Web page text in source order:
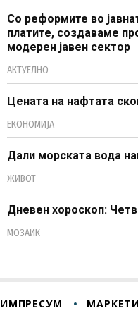
Со реформите во
платите, создаваме
модерен јавен сектор
АКТУЕЛНО
Цената на нафтата
ЕКОНОМИЈА
Дали морската вода
ЖИВОТ
Дневен хороскоп:
МОЗАИК
ИМПРЕСУМ